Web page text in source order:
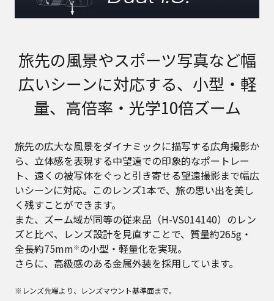
旅先の風景やスポーツ写真など幅
広いシーンに対応する、小型・軽
量、高倍率・光学10倍ズーム
旅先の広大な風景をダイナミックに描写する広角撮影か
ら、立体感を表現する中望遠での印象的なポートレー
ト、遠くの被写体をぐっと引き寄せる望遠撮影まで幅広
いシーンに対応。このレンズ1本で、旅の思い出を美し
く残すことができます。
また、ズーム域が同等の従来品（H-VS014140）のレン
ズと比べ、レンズ設計を見直すことで、質量約265g・
全長約75mm※の小型・軽量化を実現。
さらに、高級感のある金属外装を採用しています。
※レンズ先端より、レンズマウント基準面まで。